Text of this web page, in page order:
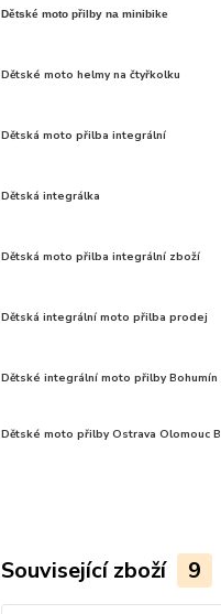
Dětské moto přilby na minibike
Dětské moto helmy na čtyřkolku
Dětská moto přilba integrální
Dětská integrálka
Dětská moto přilba integrální zboží
Dětská integrální moto přilba prodej
Dětské integrální moto přilby Bohumín
Dětské moto přilbyOstrava Olomouc
Související zboží 9